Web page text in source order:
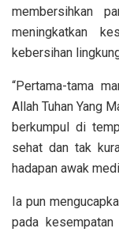
membersihkan
meningkatkan
kebersihan
“Pertama-tama
Allah Tuhan Yang
berkumpul di
sehat dan tak
hadapan awak
Ia pun
pada